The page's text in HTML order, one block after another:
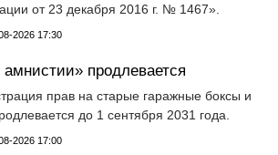
от 23 декабря 2016 г. № 1467».
2026 17:30
продлевается
прав на старые гаражные боксы и
до 1 сентября 2031 года.
2026 17:00